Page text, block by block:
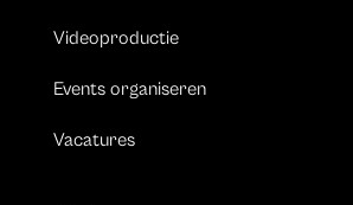
Videoproductie
Events organiseren
Vacatures